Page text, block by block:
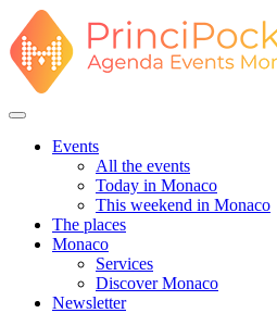
Events
All the events
Today in Monaco
This weekend in Monaco
The places
Monaco
Services
Discover Monaco
Newsletter